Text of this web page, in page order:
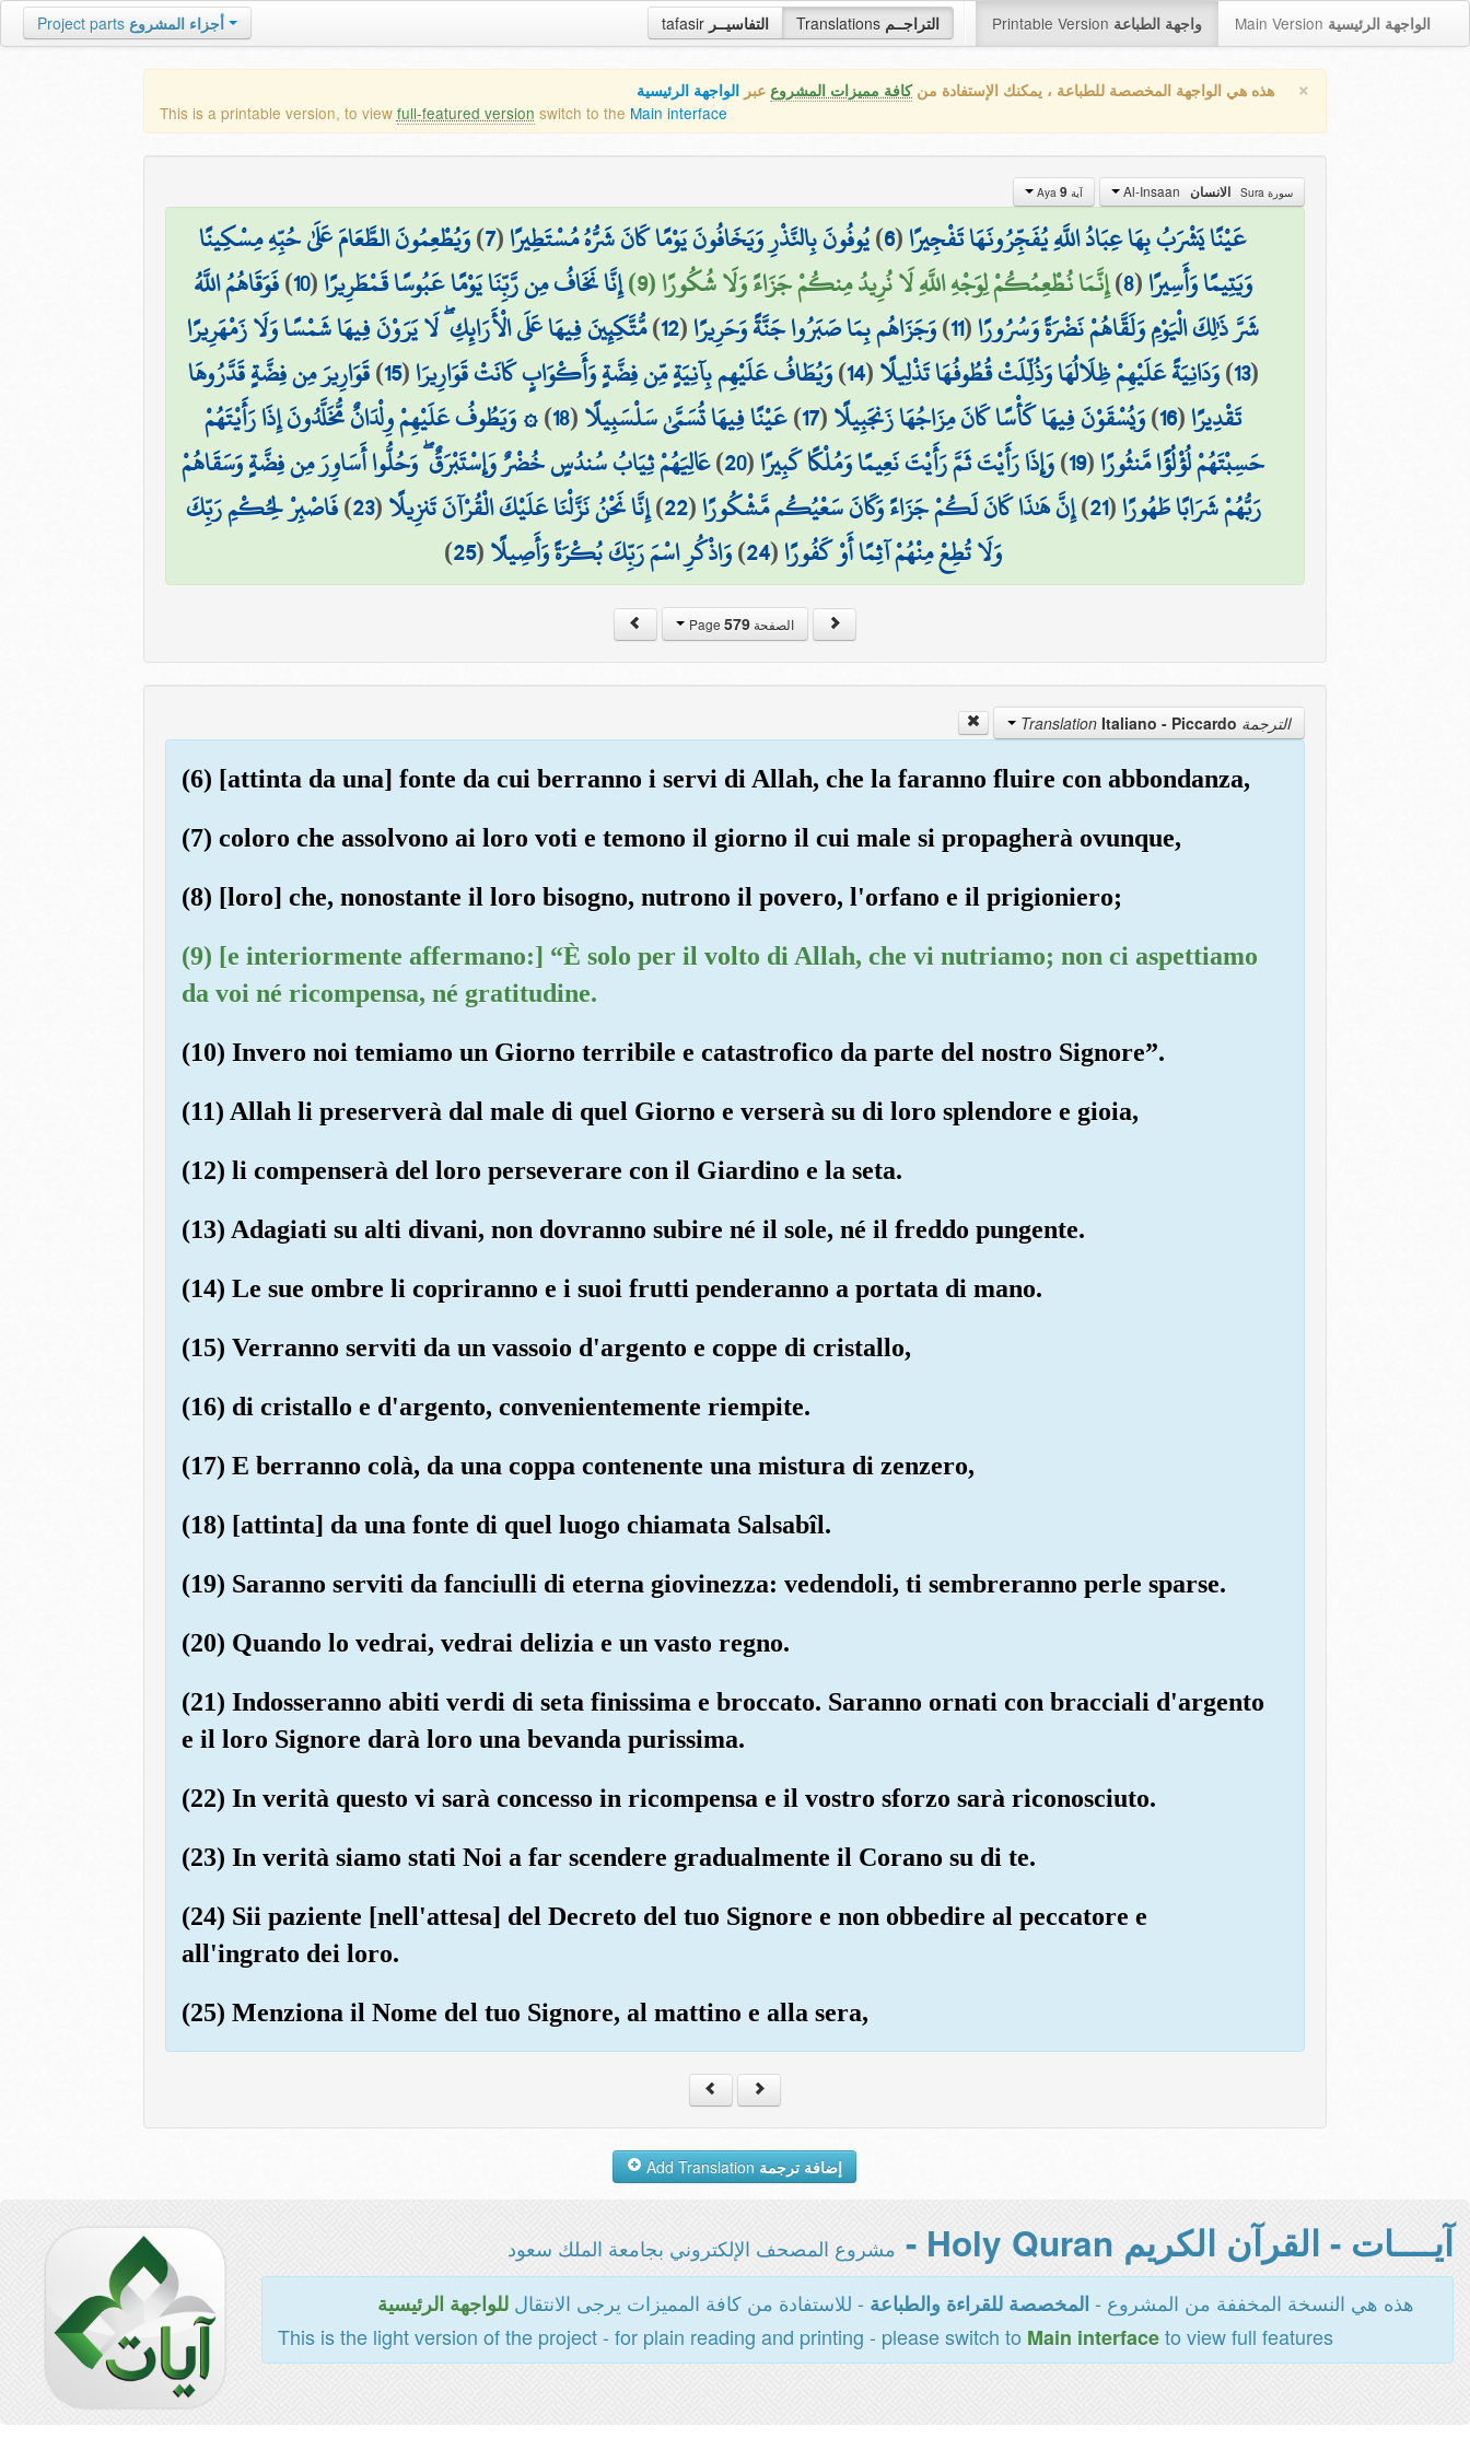
tafasir التفاسيــر Translations التراجــم Printable Version واجهة الطباعة Main Version الواجهة الرئيسية Project parts أجزاء المشروع
× هذه هي الواجهة المخصصة للطباعة ، يمكنك الإستفادة منكافة مميزات المشروع عبر الواجهة الرئيسية
This is a printable version, to view full-featured version switch to the Main interface
سورة Sura الانسان آية Aya 9
عَيْنًا يَشْرَبُ بِهَا عِبَادُ اللَّهِ يُفَجِّرُونَهَا تَفْجِيرًا(
6
)يُوفُونَ بِالنَّذْرِ وَيَخَافُونَ يَوْمًا كَانَ شَرُّهُ مُسْتَطِيرًا(
7
)وَيُطْعِمُونَ الطَّعَامَ عَلَىٰ حُبِّهِ مِسْكِينًا
وَيَتِيمًا وَأَسِيرًا(
8
)إِنَّمَا نُطْعِمُكُمْ لِوَجْهِ اللَّهِ لَا نُرِيدُ مِنكُمْ جَزَاءً وَلَا شُكُورًا (9) إِنَّا نَخَافُ مِن رَّبِّنَا يَوْمًا عَبُوسًا قَمْطَرِيرًا(
10
)فَوَقَاهُمُ اللَّهُ
شَرَّ ذَٰلِكَ الْيَوْمِ وَلَقَّاهُمْ نَضْرَةً وَسُرُورًا(
11
)وَجَزَاهُم بِمَا صَبَرُوا جَنَّةً وَحَرِيرًا(
12
)مُّتَّكِئِينَ فِيهَا عَلَى الْأَرَائِكِ ۖ لَا يَرَوْنَ فِيهَا شَمْسًا وَلَا زَمْهَرِيرًا
(
13
)وَدَانِيَةً عَلَيْهِمْ ظِلَالُهَا وَذُلِّلَتْ قُطُوفُهَا تَذْلِيلًا(
14
)وَيُطَافُ عَلَيْهِم بِآنِيَةٍ مِّن فِضَّةٍ وَأَكْوَابٍ كَانَتْ قَوَارِيرَا(
15
)قَوَارِيرَ مِن فِضَّةٍ قَدَّرُوهَا
تَقْدِيرًا(
16
)وَيُسْقَوْنَ فِيهَا كَأْسًا كَانَ مِزَاجُهَا زَنجَبِيلًا(
17
)عَيْنًا فِيهَا تُسَمَّىٰ سَلْسَبِيلًا(
18
)۞ وَيَطُوفُ عَلَيْهِمْ وِلْدَانٌ مُّخَلَّدُونَ إِذَا رَأَيْتَهُمْ
حَسِبْتَهُمْ لُؤْلُؤًا مَّنثُورًا(
19
)وَإِذَا رَأَيْتَ ثَمَّ رَأَيْتَ نَعِيمًا وَمُلْكًا كَبِيرًا(
20
)عَالِيَهُمْ ثِيَابُ سُندُسٍ خُضْرٌ وَإِسْتَبْرَقٌ ۖ وَحُلُّوا أَسَاوِرَ مِن فِضَّةٍ وَسَقَاهُمْ
رَبُّهُمْ شَرَابًا طَهُورًا(
21
)إِنَّ هَٰذَا كَانَ لَكُمْ جَزَاءً وَكَانَ سَعْيُكُم مَّشْكُورًا(
22
)إِنَّا نَحْنُ نَزَّلْنَا عَلَيْكَ الْقُرْآنَ تَنزِيلًا(
23
)فَاصْبِرْ لِحُكْمِ رَبِّكَ
وَلَا تُطِعْ مِنْهُمْ آثِمًا أَوْ كَفُورًا(
24
)وَاذْكُرِ اسْمَ رَبِّكَ بُكْرَةً وَأَصِيلًا(
25
)
الصفحة Page579
الترجمة Translation Italiano - Piccardo
(6) [attinta da una] fonte da cui berranno i servi di Allah, che la faranno fluire con abbondanza,
(7) coloro che assolvono ai loro voti e temono il giorno il cui male si propagherà ovunque,
(8) [loro] che, nonostante il loro bisogno, nutrono il povero, l'orfano e il prigioniero;
(9) [e interiormente affermano:] “È solo per il volto di Allah, che vi nutriamo; non ci aspettiamo
da voi né ricompensa, né gratitudine.
(10) Invero noi temiamo un Giorno terribile e catastrofico da parte del nostro Signore”.
(11) Allah li preserverà dal male di quel Giorno e verserà su di loro splendore e gioia,
(12) li compenserà del loro perseverare con il Giardino e la seta.
(13) Adagiati su alti divani, non dovranno subire né il sole, né il freddo pungente.
(14) Le sue ombre li copriranno e i suoi frutti penderanno a portata di mano.
(15) Verranno serviti da un vassoio d'argento e coppe di cristallo,
(16) di cristallo e d'argento, convenientemente riempite.
(17) E berranno colà, da una coppa contenente una mistura di zenzero,
(18) [attinta] da una fonte di quel luogo chiamata Salsabîl.
(19) Saranno serviti da fanciulli di eterna giovinezza: vedendoli, ti sembreranno perle sparse.
(20) Quando lo vedrai, vedrai delizia e un vasto regno.
(21) Indosseranno abiti verdi di seta finissima e broccato. Saranno ornati con bracciali d'argento
e il loro Signore darà loro una bevanda purissima.
(22) In verità questo vi sarà concesso in ricompensa e il vostro sforzo sarà riconosciuto.
(23) In verità siamo stati Noi a far scendere gradualmente il Corano su di te.
(24) Sii paziente [nell'attesa] del Decreto del tuo Signore e non obbedire al peccatore e
all'ingrato dei loro.
(25) Menziona il Nome del tuo Signore, al mattino e alla sera,
إضافة ترجمة
آيــــات - القرآن الكريم Holy Quran - مشروع المصحف الإلكتروني بجامعة الملك سعود
هذه هي النسخة المخففة من المشروع - المخصصة للقراءة والطباعة - للاستفادة من كافة المميزات يرجى الانتقالللواجهة الرئيسية
This is the light version of the project - for plain reading and printing - please switch to Main interfaceto view full features